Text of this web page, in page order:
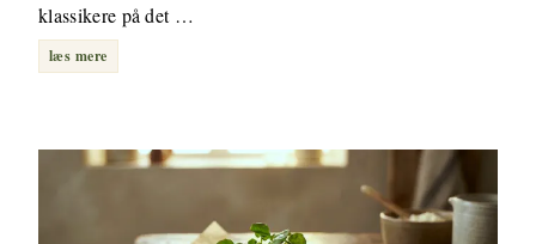
klassikere på det …
læs mere